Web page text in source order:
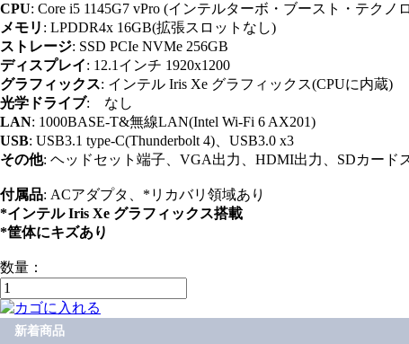
CPU: Core i5 1145G7 vPro (インテルターボ・ブースト・テクノ
メモリ : LPDDR4x 16GB(拡張スロットなし)
ストレージ: SSD PCIe NVMe 256GB
ディスプレイ: 12.1インチ 1920x1200
グラフィックス: インテル Iris Xe グラフィックス(CPUに内蔵)
光学ドライブ: なし
LAN: 1000BASE-T&無線LAN(Intel Wi-Fi 6 AX201)
USB: USB3.1 type-C(Thunderbolt 4)、USB3.0 x3
その他: ヘッドセット端子、VGA出力、HDMI出力、SDカード
付属品: ACアダプタ、*リカバリ領域あり
*インテル Iris Xe グラフィックス搭載
*筐体にキズあり
数量：
新着商品